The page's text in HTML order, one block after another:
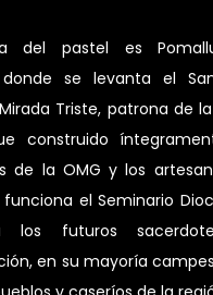
del pastel es
se levanta el
Triste, patrona de
construido
de la OMG y los
funciona el Seminario
los futuros
en su mayoría